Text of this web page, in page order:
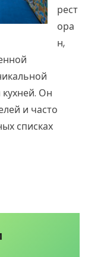
рест
ора
н,
Он
и часто
списках